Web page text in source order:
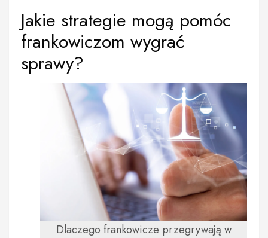
Jakie strategie mogą pomóc
frankowiczom wygrać
sprawy?
Dlaczego frankowicze przegrywają w